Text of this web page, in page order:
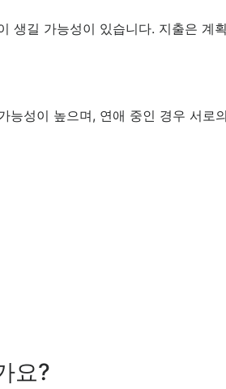
생길 가능성이 있습니다. 지출은 계
성이 높으며, 연애 중인 경우 서로
요?